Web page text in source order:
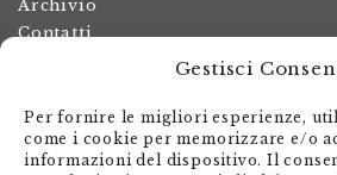
Gestisci
Per fornire le migliori esperienze,
come i cookie per memorizzare e/o
informazioni del dispositivo. Il
Archivio
Contatti
Termini e condizioni
Spese di spedizione
Politica dei resi
Informativa sulla privacy